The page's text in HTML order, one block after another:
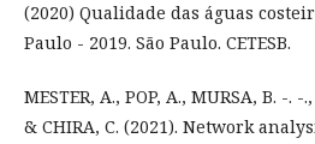
(2020) Qualidade das águas
Paulo - 2019. São Paulo. CETESB.
MESTER, A., POP, A., MURSA, B. -. -
& CHIRA, C. (2021). Network